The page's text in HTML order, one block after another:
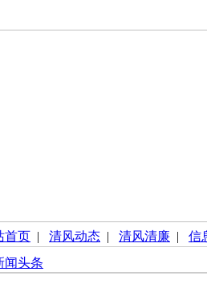
首页 | 清风动态 | 清风清廉 | 信
闻头条